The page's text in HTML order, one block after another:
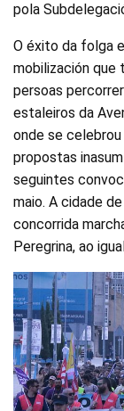
pola
O éxito da folga
mobilización que
persoas
estaleiros da
onde se celebrou
propostas
seguintes
maio. A cidade
concorrida
Peregrina, ao